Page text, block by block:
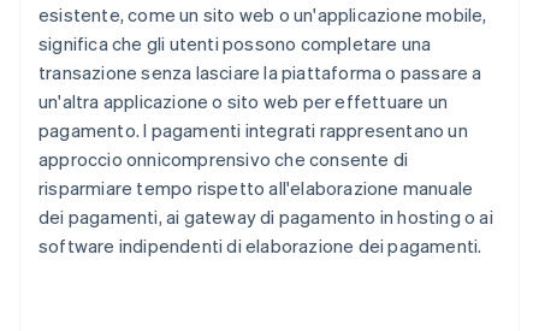
esistente, come un sito web o un'applicazione mobile,
significa che gli utenti possono completare una
transazione senza lasciare la piattaforma o passare a
un'altra applicazione o sito web per effettuare un
pagamento. I pagamenti integrati rappresentano un
approccio onnicomprensivo che consente di
risparmiare tempo rispetto all'elaborazione manuale
dei pagamenti, ai gateway di pagamento in hosting o ai
software indipendenti di elaborazione dei pagamenti.